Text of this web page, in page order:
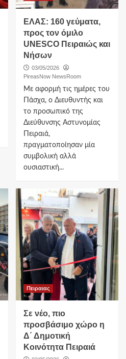
ΕΛΑΣ: 160 γεύματα,
προς τον όμιλο
UNESCO Πειραιώς και
Νήσων
03/05/2026
PireasNow NewsRoom
Με αφορμή τις ημέρες του
Πάσχα, ο Διευθυντής και
το προσωπικό της
Διεύθυνσης Αστυνομίας
Πειραιά,
πραγματοποίησαν μία
συμβολική αλλά
ουσιαστική...
Πειραιας
Σε νέο, πιο
προσβάσιμο χώρο η
Δ΄ Δημοτική
Κοινότητα Πειραιά